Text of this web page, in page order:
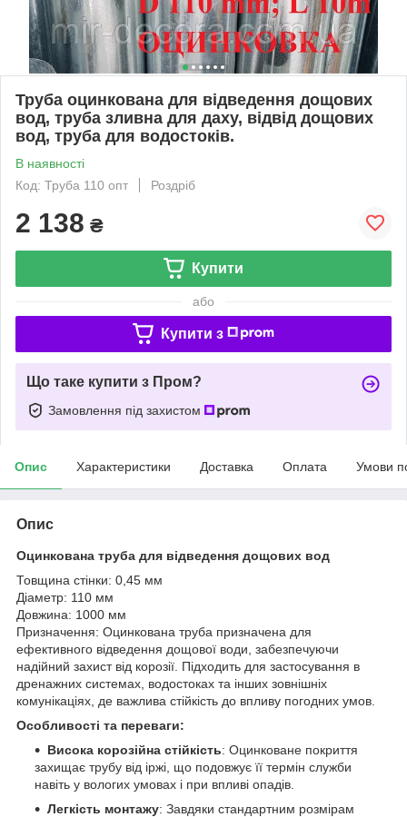
Труба оцинкована для відведення дощових
вод, труба зливна для даху, відвід дощових
вод, труба для водостоків.
В наявності
Код: Труба 110 опт
Роздріб
2 138 ₴
Купити
або
Купити з
Що таке купити з Пром?
Замовлення під захистом
Опис Характеристики Доставка Оплата Умови
Опис
Оцинкована труба для відведення дощових вод
Товщина стінки: 0,45 мм
Діаметр: 110 мм
Довжина: 1000 мм
Призначення: Оцинкована труба призначена для
ефективного відведення дощової води, забезпечуючи
надійний захист від корозії. Підходить для застосування в
дренажних системах, водостоках та інших зовнішніх
комунікаціях, де важлива стійкість до впливу погодних умов.
Особливості та переваги:
Висока корозійна стійкість: Оцинковане покриття
захищає трубу від іржі, що подовжує її термін служби
навіть у вологих умовах і при впливі опадів.
Легкість монтажу: Завдяки стандартним розмірам